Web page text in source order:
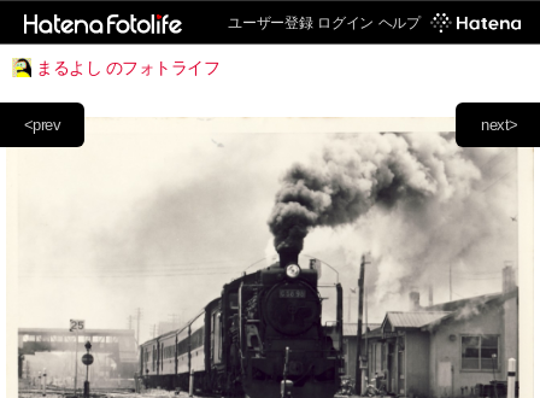
ユーザー登録 ログイン ヘルプ
まるよし のフォトライフ
next>
<prev